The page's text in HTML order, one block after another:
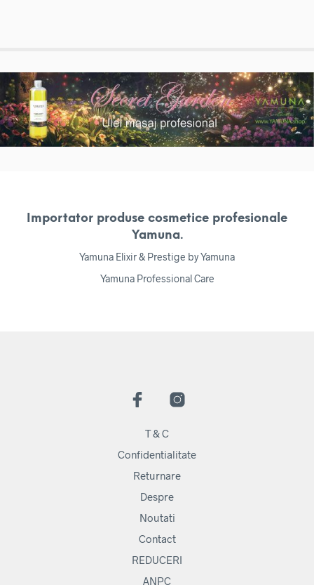
Importator produse cosmetice profesionale
Yamuna.
Yamuna Elixir & Prestige by Yamuna
Yamuna Professional Care
T & C
Confidentialitate
Returnare
Despre
Noutati
Contact
REDUCERI
ANPC